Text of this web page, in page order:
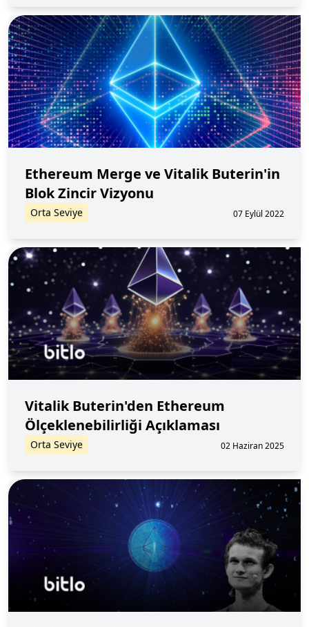
Ethereum Merge ve Vitalik Buterin'in
Blok Zincir Vizyonu
Orta Seviye 07 Eylül 2022
Vitalik Buterin'den Ethereum
Ölçeklenebilirliği Açıklaması
Orta Seviye 02 Haziran 2025